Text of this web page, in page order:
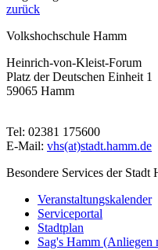
zurück
Volkshochschule Hamm
Heinrich-von-Kleist-Forum
Platz der Deutschen Einheit 1
59065 Hamm
Tel: 02381 175600
E-Mail: vhs(at)stadt.hamm.de
Besondere Services der Stadt
Veranstaltungskalender
Serviceportal
Stadtplan
Sag's Hamm (Anliegen